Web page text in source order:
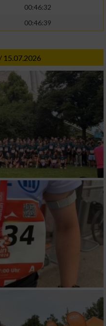
00:46:32
00:46:39
zur Auswahl